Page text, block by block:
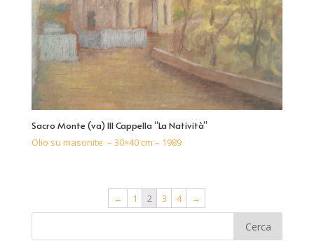
Sacro Monte (va) III Cappella “La Natività”
Olio su masonite – 30×40 cm – 1989
← 1 2 3 4 →